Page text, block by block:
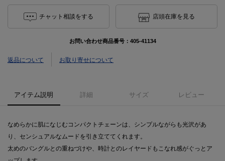
チャット相談をする 店頭在庫を見る
お問い合わせ商品番号： 405-41134
返品について お取り寄せについて
アイテム説明 詳細 サイズ レビュー
なめらかに肌になじむコンパクトチェーンは、シンプルながらも光沢があ
り、センシュアルなムードを引き立ててくれます。
太めのバングルとの重ねづけや、時計とのレイヤードもこなれ感がぐっとア